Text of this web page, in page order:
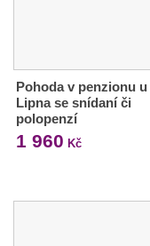
Pohoda v penzionu u
Lipna se snídaní či
polopenzí
1 960 Kč